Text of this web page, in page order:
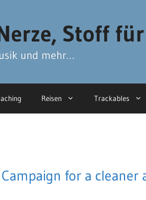
Stoff
und mehr…
Reisen Trackables
for a cleaner